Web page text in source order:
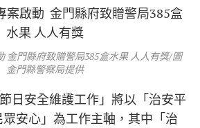
金門縣府致贈警局385盒水果 人人有獎/圖
金門縣警察局提供
日安全維護工作」將以「治安平
安心」為工作主軸，其中「治